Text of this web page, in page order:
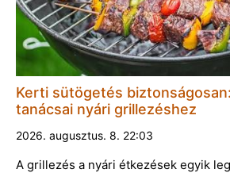
Kerti sütögetés
tanácsai nyári grillezéshez
2026. augusztus. 8. 22:03
A grillezés a nyári étkezések egyik